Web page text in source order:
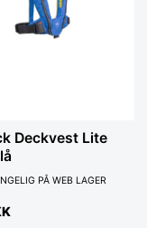
Deckvest Lite
PÅ WEB LAGER